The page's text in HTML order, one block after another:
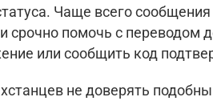
Чаще всего сообщения
помочь с переводом
или сообщить код
не доверять